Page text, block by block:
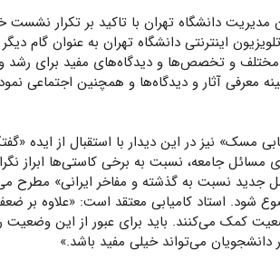
مدیریت دانشگاه تهران با تاکید بر تکرار نشست
اینترنتی دانشگاه تهران به عنوان
و تخصص‌ها و دیدگاه‌های مفید برای رشد و
معرفی آثار و دیدگاه‌ها و همچنین اجتماعی
مسک» نیز در این دیدار با استقبال از ایده
مسائل جامعه، نسبت به برخی کاستی‌ها ابراز
جدید نسبت به گذشته و مفاخر ایرانی» مطرح
شود. استاد کامیابی معتقد است: «علاوه بر
کمک می‌کنند. باید برای عبور از این وضعیت
دانشجویان می‌تواند خیلی مفید باشد.»